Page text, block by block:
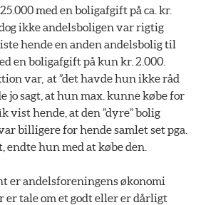
med en boligafgift på ca. kr.
ikke andelsboligen var rigtig
hende en anden andelsbolig til
en boligafgift på kun kr. 2.000.
var, at ”det havde hun ikke råd
jo sagt, at hun max. kunne købe for
vist hende, at den ”dyre” bolig
billigere for hende samlet set pga.
hun med at købe den.
er andelsforeningens økonomi
er tale om et godt eller er dårligt